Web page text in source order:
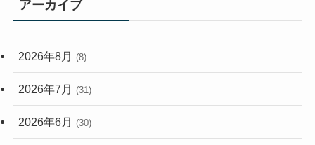
(33)
(248)
アーカイブ
2026年8月 (8)
2026年7月 (31)
2026年6月 (30)